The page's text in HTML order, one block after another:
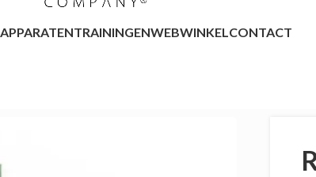
APPARATENTRAININGENWEBWINKEL CONTACT